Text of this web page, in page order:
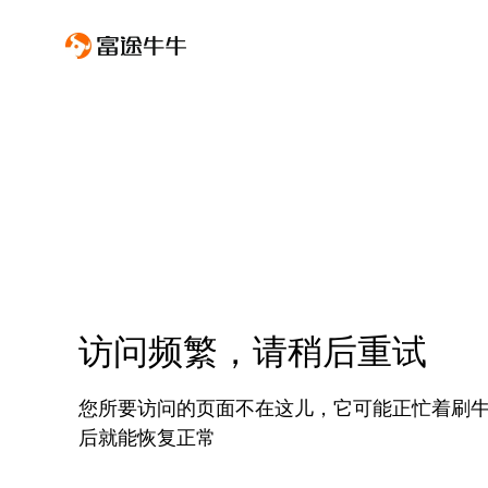
访问频繁，请稍后重试
您所要访问的页面不在这儿，它可能正忙着刷
后就能恢复正常